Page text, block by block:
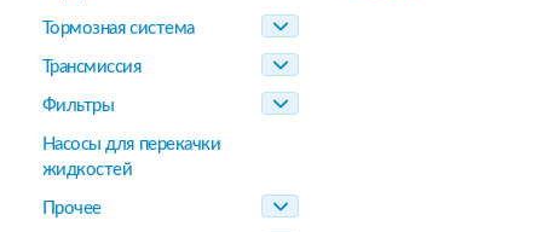
Тормозная система
Трансмиссия
Фильтры
Насосы для перекачки
жидкостей
Прочее